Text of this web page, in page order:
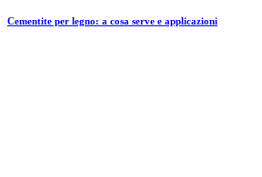
Cementite per legno: a cosa serve e applicazioni